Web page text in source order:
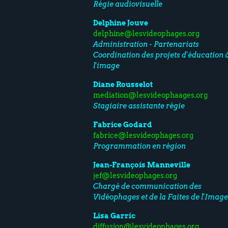
Régie audiovisuelle
Delphine Jouve
delphine@lesvideophages.org
Administration - Partenariats
Coordination des projets d'éducation
l'image
Diane Rousselot
mediation@lesvideophaages.org
Stagiaire assistante régie
Fabrice Godard
fabrice@lesvideophages.org
Programmation en région
Jean-François Manneville
jef@lesvideophages.org
Chargé de communication des
Vidéophages et de la Faites de l'Image
Lisa Garric